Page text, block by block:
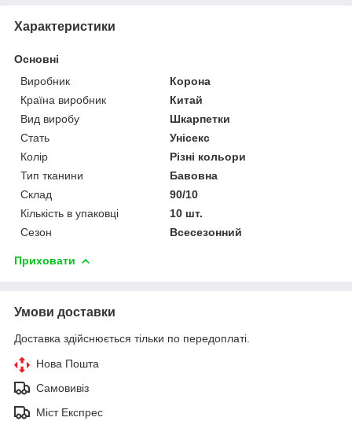
Характеристики
Основні
Виробник
Корона
Країна виробник
Китай
Вид виробу
Шкарпетки
Стать
Унісекс
Колір
Різні кольори
Тип тканини
Бавовна
Склад
90/10
Кількість в упаковці
10 шт.
Сезон
Всесезонний
Приховати
Умови доставки
Доставка здійснюється тільки по передоплаті.
Нова Пошта
Самовивіз
Міст Експрес